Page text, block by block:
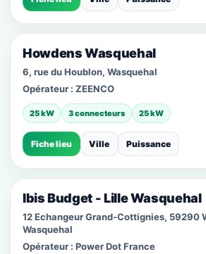
Howdens Wasquehal
6, rue du Houblon, Wasquehal
Opérateur : ZEENCO
25 kW 3 connecteurs 25 kW
Fiche lieu Ville Puissance
Ibis Budget - Lille Wasquehal
12 Echangeur Grand-Cottignies, 59290
Wasquehal
Opérateur : Power Dot France